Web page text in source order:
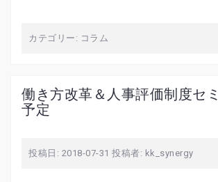
カテゴリー: コラム
働き方改革＆人事評価制度セ
予定
投稿日: 2018-07-31 投稿者: kk_synergy